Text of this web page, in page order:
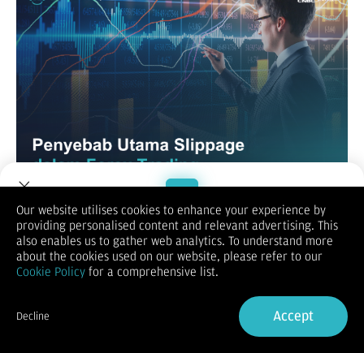
Slippage adalah salah satu istilah yang sering kali didengar
dalam dunia trading forex. Meskipun terkesan sepele,
fenomena ini bisa memberikan dampak besar pada hasil
trading Anda. Dalam artikel ini, kita akan membahas secara
mendalam mengenai penyebab utama slippage dalam trading
Apa Itu Slippage dalam Trading Forex?
Sebelum membahas penyebabnya, mari kita pahami terlebih
Welcome to Dupoin.
Trade with a Trusted Broker
Sign in
Our website utilises cookies to enhance your experience by
providing personalised content and relevant advertising. This
also enables us to gather web analytics. To understand more
about the cookies used on our website, please refer to our
Cookie Policy for a comprehensive list.
Decline Accept